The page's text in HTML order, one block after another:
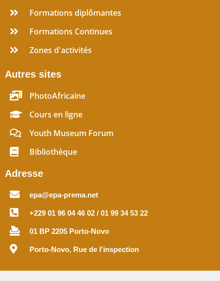
Formations diplômantes
Formations Continues
Zones d'activités
Autres sites
PhotoAfricaine
Cours en ligne
Youth Museum Forum
Bibliothèque
Adresse
epa@epa-prema.net
+229 01 96 04 46 02 / 01 99 34 53 22
01 BP 2205 Porto-Novo
Porto-Novo, Rue de l'inspection